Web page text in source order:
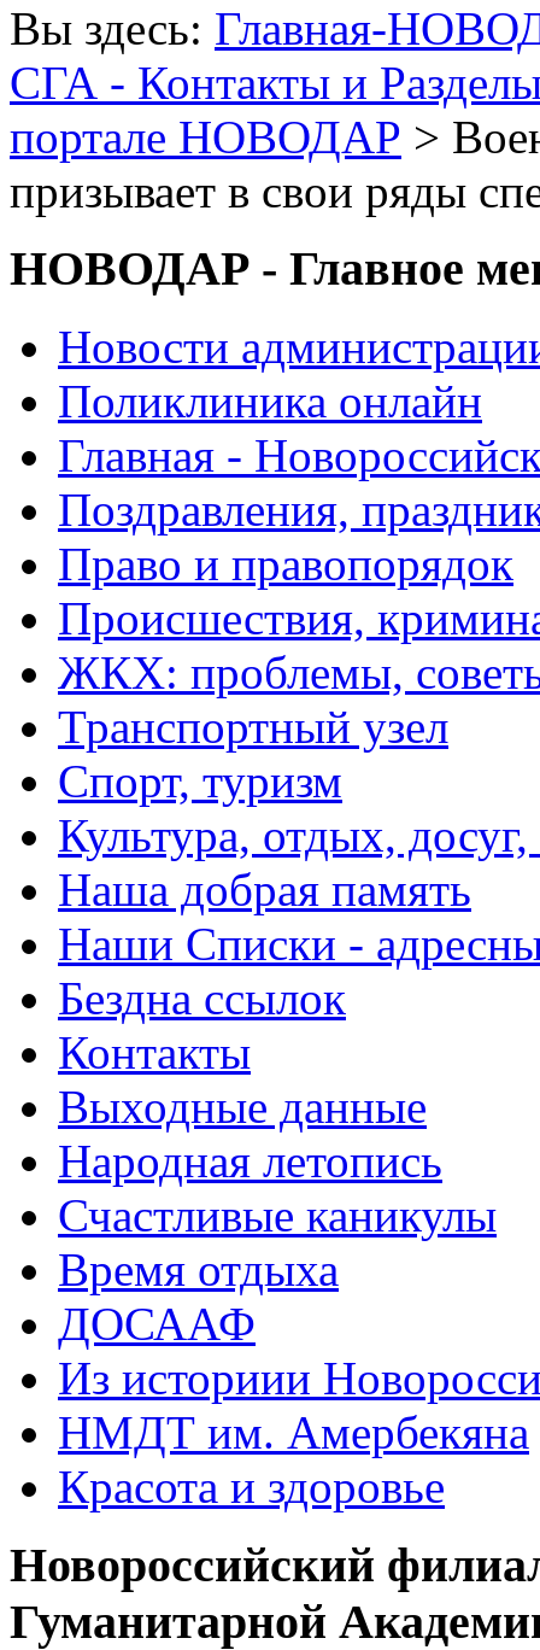
Вы здесь: Главная-
СГА - Контакты и
портале НОВОДАР >
призывает в свои ряды
НОВОДАР - Главное
Новости
Поликлиника онлайн
Главная -
Поздравления,
Право и правопорядок
Происшествия,
ЖКХ: проблемы,
Транспортный узел
Спорт, туризм
Культура, отдых,
Наша добрая память
Наши Списки -
Бездна ссылок
Контакты
Выходные данные
Народная летопись
Счастливые каникулы
Время отдыха
ДОСААФ
Из историии
НМДТ им. Амербекяна
Красота и здоровье
Новороссийский
Гуманитарной